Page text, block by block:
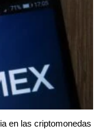
en las criptomonedas